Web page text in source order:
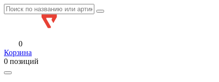
0
Корзина
0 позиций